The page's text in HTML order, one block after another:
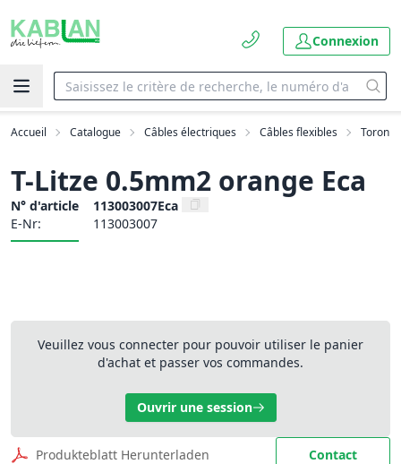
Connexion
Accueil Catalogue Câbles électriques Câbles flexibles Toron
T-Litze 0.5mm2 orange Eca
N° d'article
113003007Eca
E-Nr:
113003007
Veuillez vous connecter pour pouvoir utiliser le panier
d'achat et passer vos commandes.
Ouvrir une session
Produkteblatt Herunterladen Contact